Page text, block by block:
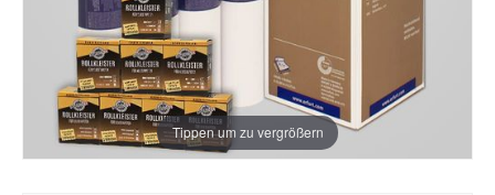
Tippen um zu vergrößern